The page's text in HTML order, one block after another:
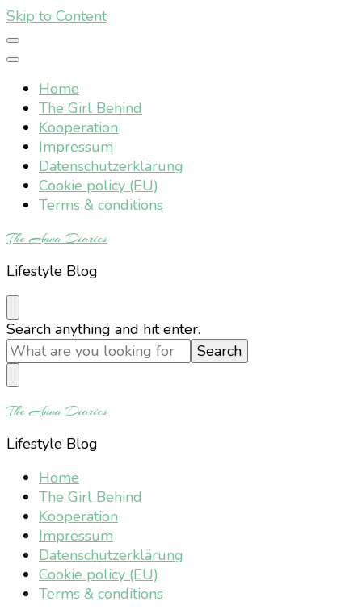
Skip to Content
Home
The Girl Behind
Kooperation
Impressum
Datenschutzerklärung
Cookie policy (EU)
Terms & conditions
The Anna Diaries
Lifestyle Blog
Looking
for
Something?
Search anything and hit enter.
The Anna Diaries
Lifestyle Blog
Home
The Girl Behind
Kooperation
Impressum
Datenschutzerklärung
Cookie policy (EU)
Terms & conditions